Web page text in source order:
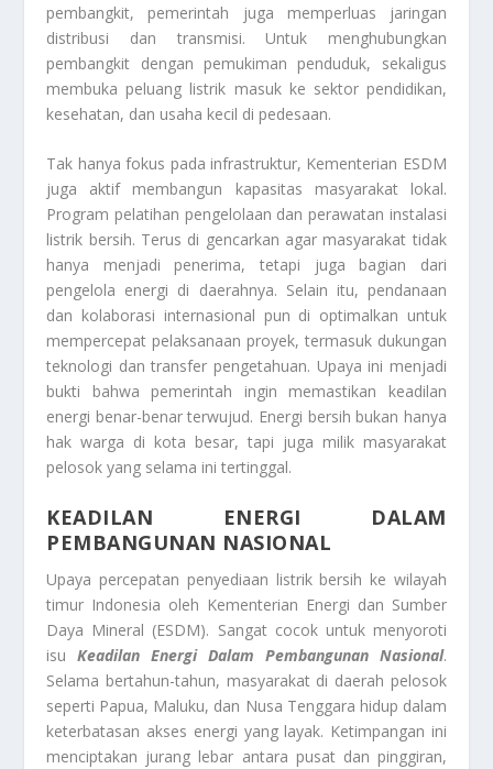
pembangkit, pemerintah juga memperluas jaringan
distribusi dan transmisi. Untuk menghubungkan
pembangkit dengan pemukiman penduduk, sekaligus
membuka peluang listrik masuk ke sektor pendidikan,
kesehatan, dan usaha kecil di pedesaan.
Tak hanya fokus pada infrastruktur, Kementerian ESDM
juga aktif membangun kapasitas masyarakat lokal.
Program pelatihan pengelolaan dan perawatan instalasi
listrik bersih. Terus di gencarkan agar masyarakat tidak
hanya menjadi penerima, tetapi juga bagian dari
pengelola energi di daerahnya. Selain itu, pendanaan
dan kolaborasi internasional pun di optimalkan untuk
mempercepat pelaksanaan proyek, termasuk dukungan
teknologi dan transfer pengetahuan. Upaya ini menjadi
bukti bahwa pemerintah ingin memastikan keadilan
energi benar-benar terwujud. Energi bersih bukan hanya
hak warga di kota besar, tapi juga milik masyarakat
pelosok yang selama ini tertinggal.
KEADILAN ENERGI DALAM
PEMBANGUNAN NASIONAL
Upaya percepatan penyediaan listrik bersih ke wilayah
timur Indonesia oleh Kementerian Energi dan Sumber
Daya Mineral (ESDM). Sangat cocok untuk menyoroti
isuKeadilan Energi Dalam Pembangunan Nasional.
Selama bertahun-tahun, masyarakat di daerah pelosok
seperti Papua, Maluku, dan Nusa Tenggara hidup dalam
keterbatasan akses energi yang layak. Ketimpangan ini
menciptakan jurang lebar antara pusat dan pinggiran,